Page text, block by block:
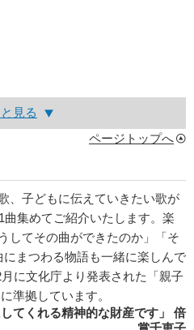
見る
ページトップへ
、子どもに伝えていきたい歌が
集めてご紹介いたします。楽
してその曲ができたのか」「そ
まつわる物語も一緒に楽しんで
に文化庁より発表された「親子
準拠しています。
てくれる精神的な財産です」 倍